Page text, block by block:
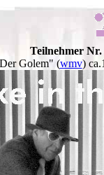
Teilnehmer Nr.
Golem" (wmv)